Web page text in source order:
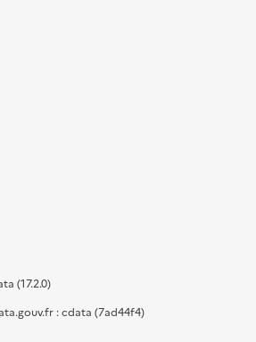
(17.2.0)
: cdata (7ad44f4)